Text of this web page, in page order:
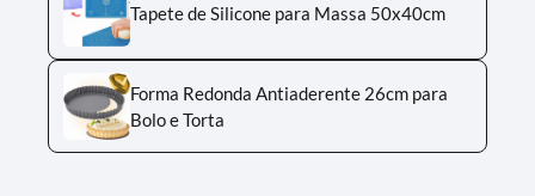
Tapete de Silicone para Massa 50x40cm
Forma Redonda Antiaderente 26cm para
Bolo e Torta